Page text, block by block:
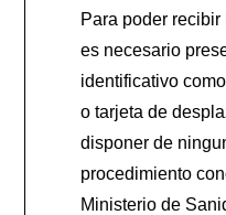
Para poder
es necesario
identificativo
o tarjeta de
disponer de
procedimiento
Ministerio de